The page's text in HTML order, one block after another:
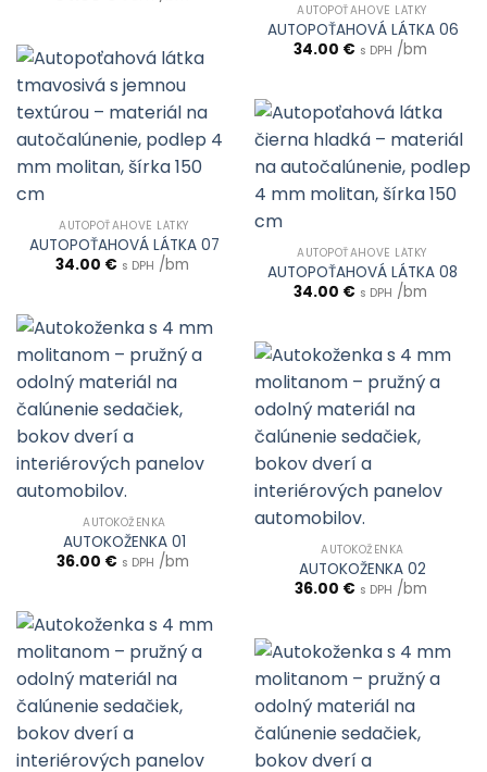
AUTOPOŤAHOVÉ LÁTKY
AUTOPOŤAHOVÁ LÁTKA 06
34.00 € s DPH /bm
AUTOPOŤAHOVÉ LÁTKY
AUTOPOŤAHOVÁ LÁTKA 07
34.00 € s DPH /bm
AUTOPOŤAHOVÉ LÁTKY
AUTOPOŤAHOVÁ LÁTKA 08
34.00 € s DPH /bm
AUTOKOŽENKA
AUTOKOŽENKA 01
36.00 € s DPH /bm
AUTOKOŽENKA
AUTOKOŽENKA 02
36.00 € s DPH /bm